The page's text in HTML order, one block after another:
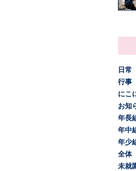
日常
行事
にこ
お知
年長
年中
年少
全体
未就